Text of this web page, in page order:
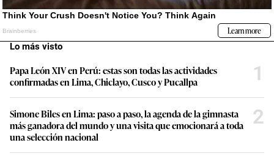
Lo más visto
Papa León XIV en Perú: estas son todas las actividades
confirmadas en Lima, Chiclayo, Cusco y Pucallpa
1
Simone Biles en Lima: paso a paso, la agenda de la gimnasta
más ganadora del mundo y una visita que emocionará a toda
una selección nacional
2